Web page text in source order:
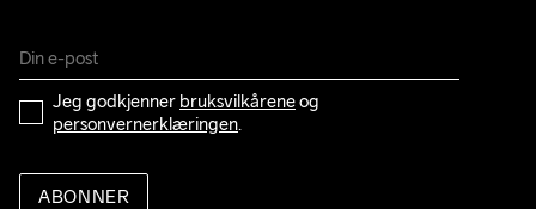
Jeg godkjenner bruksvilkårene
personvernerklæringen.
ABONNER